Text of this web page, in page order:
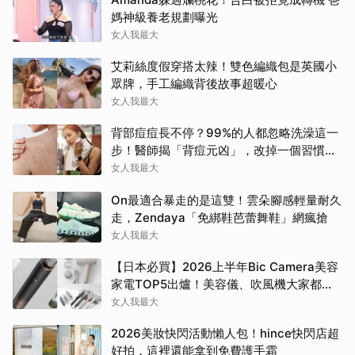
媽神級養老規劃曝光
女人我最大
艾莉絲度假穿搭太辣！雙色編織包是英國小
眾牌，手工編織背後故事超暖心
女人我最大
背部痘痘長不停？99%的人都忽略洗澡這一
步！醫師揭「背痘元凶」，改掉一個習慣真
的差很多
女人我最大
On最適合暴走的是這雙！雲朵腳感輕量耐久
走，Zendaya「免綁鞋芭蕾舞鞋」網瘋搶
女人我最大
【日本必買】2026上半年Bic Camera美容
家電TOP5出爐！美容儀、吹風機大家都搶
這幾款
女人我最大
2026美妝快閃活動懶人包！hince快閃店超
好拍，這裡還能拿到免費護手霜